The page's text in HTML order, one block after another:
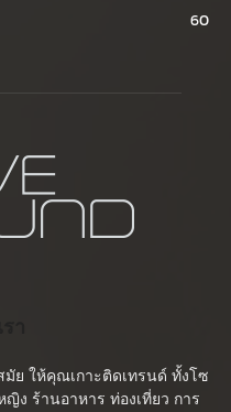
60
ย ให้คุณเกาะติดเทรนด์ ทั้งโซ
ง ร้านอาหาร ท่องเที่ยว การ